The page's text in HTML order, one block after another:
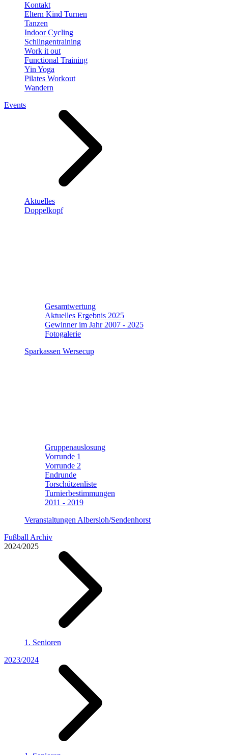
Kontakt
Eltern Kind Turnen
Tanzen
Indoor Cycling
Schlingentraining
Work it out
Functional Training
Yin Yoga
Pilates Workout
Wandern
Events
Aktuelles
Doppelkopf
Gesamtwertung
Aktuelles Ergebnis 2025
Gewinner im Jahr 2007 - 2025
Fotogalerie
Sparkassen Wersecup
Gruppenauslosung
Vorrunde 1
Vorrunde 2
Endrunde
Torschützenliste
Turnierbestimmungen
2011 - 2019
Veranstaltungen Albersloh/Sendenhorst
Fußball Archiv
2024/2025
1. Senioren
2023/2024